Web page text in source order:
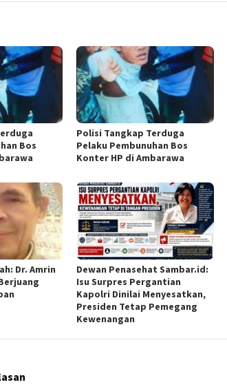
Bos
Polisi Tangkap Terduga
Pelaku Pembunuhan Bos
Konter HP di Ambarawa
Dr. Amrin
Dewan Penasehat Sambar.id:
Isu Surpres Pergantian
Kapolri Dinilai Menyesatkan,
Presiden Tetap Pemegang
Kewenangan